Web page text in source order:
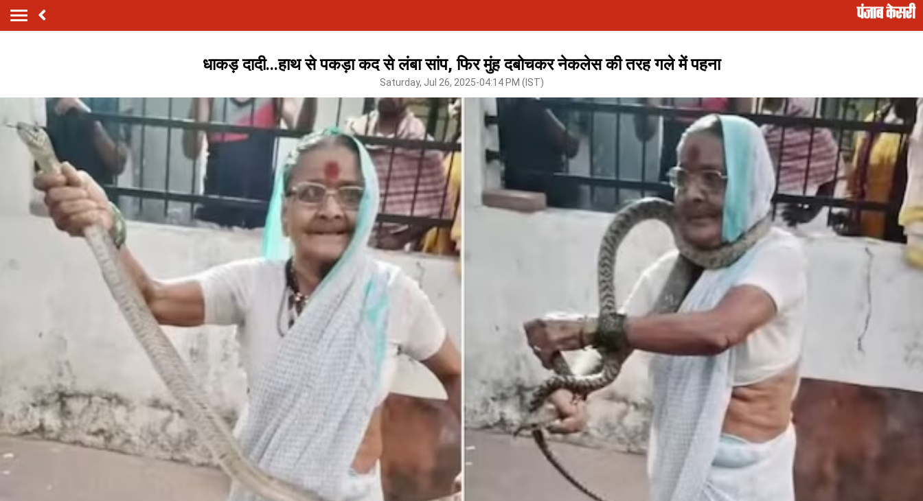
धाकड़ दादी...हाथ से पकड़ा कद से लंबा सांप, फिर मुंह दबोचकर नेकलेस की तरह गले में पहना
Saturday, Jul 26, 2025-04:14 PM (IST)